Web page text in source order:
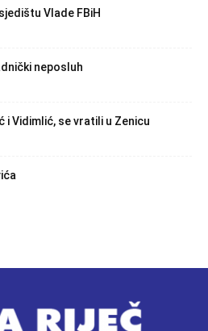
Vlade FBiH
neposluh
i Vidimlić, se vratili u Zenicu